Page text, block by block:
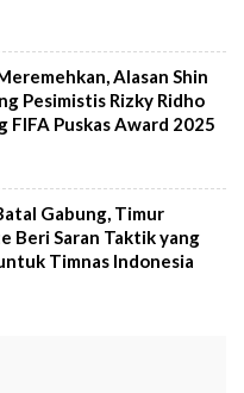
Alasan Shin
Pesimistis Rizky Ridho
FIFA Puskas Award 2025
Gabung, Timur
Beri Saran Taktik yang
Timnas Indonesia